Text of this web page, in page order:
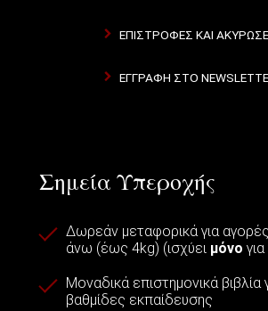
ΕΠΙΣΤΡΟΦΈΣ ΚΑΙ
ΕΓΓΡΑΦΉ ΣΤΟ
Σημεία Υπεροχής
Δωρεάν μεταφορικά για
άνω (έως 4kg) (ισχύει μόνο
Μοναδικά επιστημονικά βιβλία
βαθμίδες εκπαίδευσης